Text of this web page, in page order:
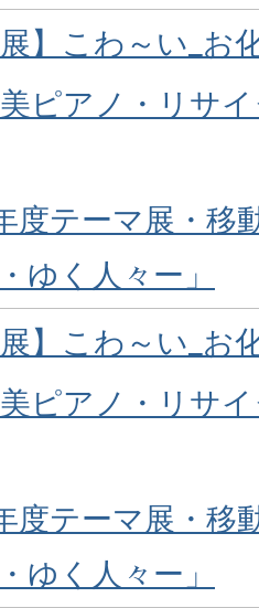
展】こわ～い_お
ピアノ・リサ
度テーマ展・移
ゆく人々ー」
展】こわ～い_お
ピアノ・リサ
度テーマ展・移
ゆく人々ー」